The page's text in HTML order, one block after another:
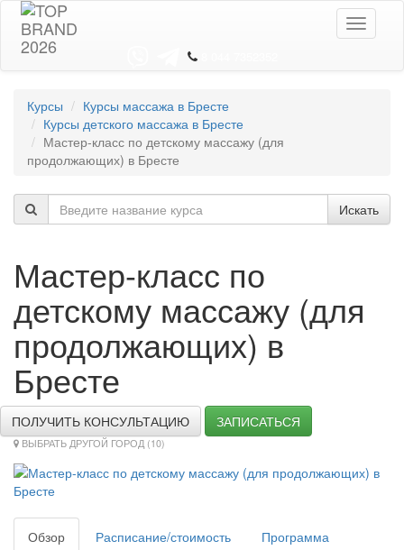
Toggle
Курсы
Курсы массажа в Бресте
Курсы детского массажа в Бресте
Мастер-класс по детскому массажу (для
продолжающих) в Бресте
Искать
Мастер-класс по
детскому массажу (для
продолжающих) в
Бресте
ПОЛУЧИТЬ КОНСУЛЬТАЦИЮ ЗАПИСАТЬСЯ
ВЫБРАТЬ ДРУГОЙ ГОРОД (10)
Обзор Расписание/стоимость Программа